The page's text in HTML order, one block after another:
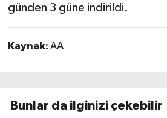
günden 3 güne indirildi.
Kaynak: AA
Bunlar da ilginizi çekebilir